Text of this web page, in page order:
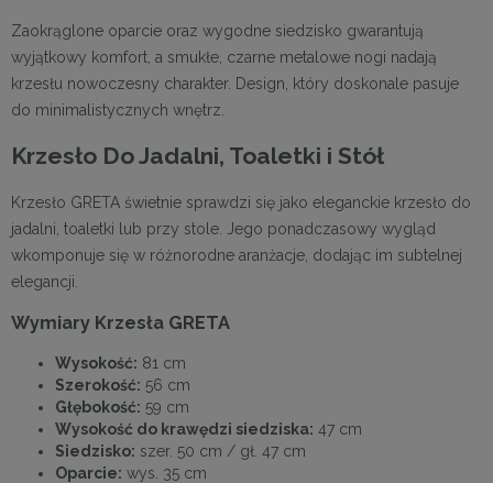
Zaokrąglone oparcie oraz wygodne siedzisko gwarantują
wyjątkowy komfort, a smukłe, czarne metalowe nogi nadają
krzesłu nowoczesny charakter. Design, który doskonale pasuje
do minimalistycznych wnętrz.
Krzesło Do Jadalni, Toaletki i Stół
Krzesło GRETA świetnie sprawdzi się jako eleganckie krzesło do
jadalni, toaletki lub przy stole. Jego ponadczasowy wygląd
wkomponuje się w różnorodne aranżacje, dodając im subtelnej
elegancji.
Wymiary Krzesła GRETA
Wysokość: 81 cm
Szerokość: 56 cm
Głębokość: 59 cm
Wysokość do krawędzi siedziska: 47 cm
Siedzisko: szer. 50 cm / gł. 47 cm
Oparcie: wys. 35 cm